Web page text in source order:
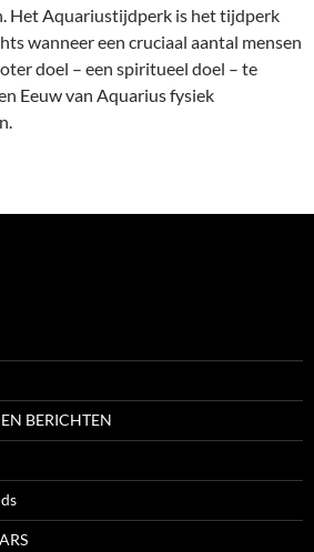
Het Aquariustijdperk is het tijdperk
wanneer een cruciaal aantal mensen
doel – een spiritueel doel – te
Eeuw van Aquarius fysiek
BERICHTEN